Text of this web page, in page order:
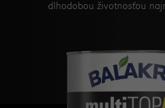
dlhodobou životnosťou